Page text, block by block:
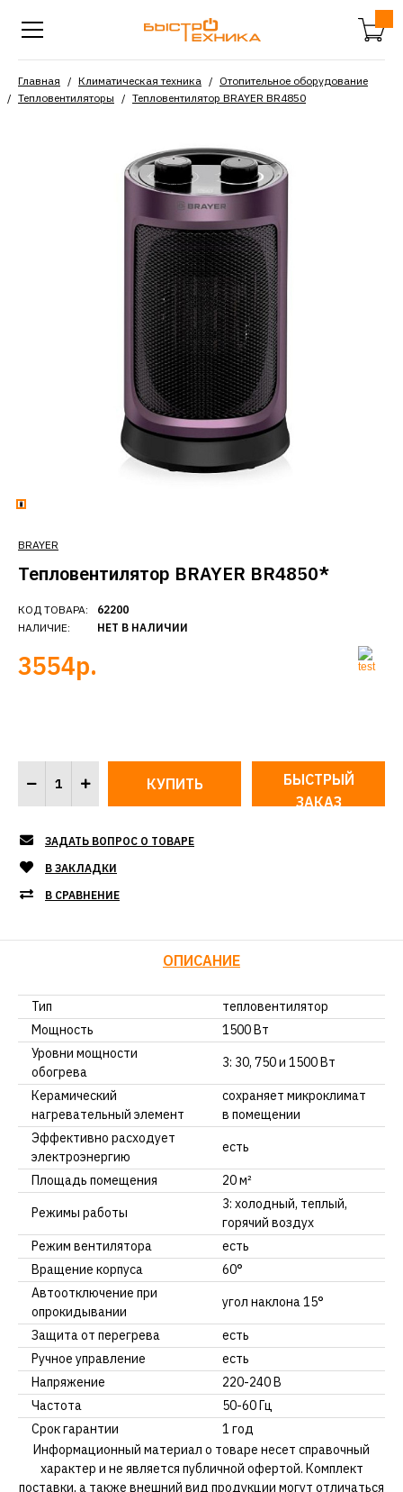
Главная Климатическая техника
Отопительное оборудование
Тепловентиляторы
Тепловентилятор BRAYER BR4850
BRAYER
Тепловентилятор BRAYER BR4850*
КОД ТОВАРА:
НАЛИЧИЕ:
62200
НЕТ В НАЛИЧИИ
3554р.
БЫСТРЫЙ
ЗАКАЗ
ЗАДАТЬ ВОПРОС О ТОВАРЕ
В ЗАКЛАДКИ
В СРАВНЕНИЕ
ОПИСАНИЕ
Тип
тепловентилятор
Мощность
1500 Вт
Уровни мощности
обогрева
3: 30, 750 и 1500 Вт
Керамический
нагревательный элемент
сохраняет микроклимат
в помещении
Эффективно расходует
электроэнергию
есть
Площадь помещения
20 м²
Режимы работы
3: холодный, теплый,
горячий воздух
Режим вентилятора
есть
Вращение корпуса
60°
Автоотключение при
опрокидывании
угол наклона 15°
Защита от перегрева
есть
Ручное управление
есть
Напряжение
220-240 В
Частота
50-60 Гц
Срок гарантии
1 год
Информационный материал о товаре несет справочный
характер и не является публичной офертой. Комплект
поставки, а также внешний вид продукции могут отличаться